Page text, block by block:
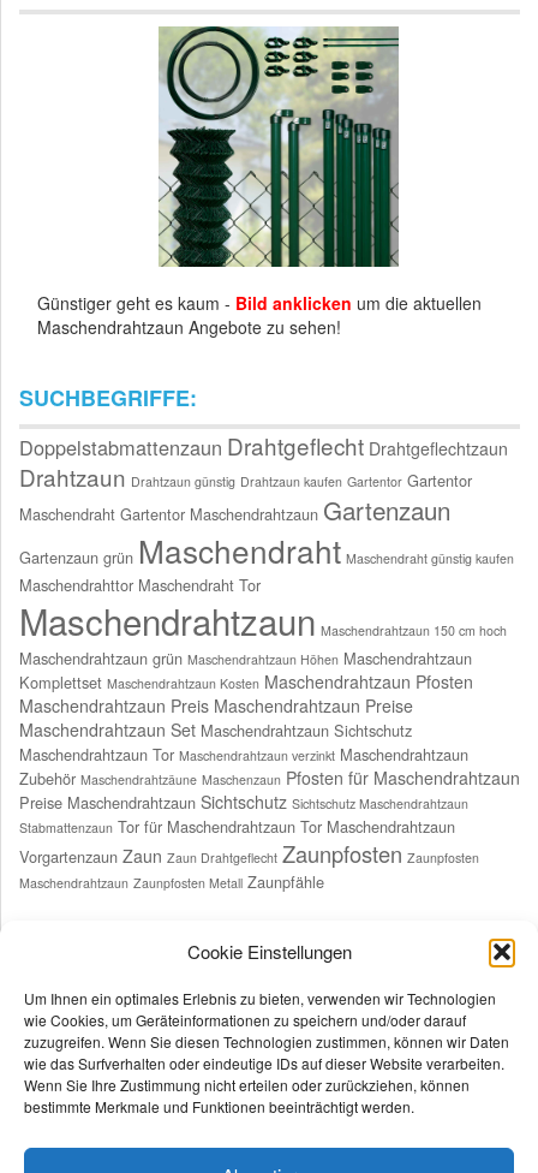
Cookie Einstellungen
Um Ihnen ein optimales Erlebnis zu bieten, verwenden wir Technologien
wie Cookies, um Geräteinformationen zu speichern und/oder darauf
zuzugreifen. Wenn Sie diesen Technologien zustimmen, können wir Daten
wie das Surfverhalten oder eindeutige IDs auf dieser Website verarbeiten.
Wenn Sie Ihre Zustimmung nicht erteilen oder zurückziehen, können
bestimmte Merkmale und Funktionen beeinträchtigt werden.
Günstiger geht es kaum - Bild anklicken um die aktuellen
Maschendrahtzaun Angebote zu sehen!
SUCHBEGRIFFE:
Doppelstabmattenzaun Drahtgeflecht Drahtgeflechtzaun
Drahtzaun Drahtzaun günstig Drahtzaun kaufen Gartentor Gartentor
Maschendraht Gartentor Maschendrahtzaun Gartenzaun
Gartenzaun grün Maschendraht Maschendraht günstig kaufen
Maschendrahttor Maschendraht Tor
Maschendrahtzaun Maschendrahtzaun 150 cm hoch
Maschendrahtzaun grün Maschendrahtzaun Höhen Maschendrahtzaun
Komplettset Maschendrahtzaun Kosten Maschendrahtzaun Pfosten
Maschendrahtzaun Preis Maschendrahtzaun Preise
Maschendrahtzaun Set Maschendrahtzaun Sichtschutz
Maschendrahtzaun Tor Maschendrahtzaun verzinkt Maschendrahtzaun
Zubehör Maschendrahtzäune Maschenzaun Pfosten für Maschendrahtzaun
Preise Maschendrahtzaun Sichtschutz Sichtschutz Maschendrahtzaun
Stabmattenzaun Tor für Maschendrahtzaun Tor Maschendrahtzaun
Vorgartenzaun Zaun Zaun Drahtgeflecht Zaunpfosten Zaunpfosten
Maschendrahtzaun Zaunpfosten Metall Zaunpfähle
Allgemein
Aufbau | Reparatur | Erweiterung
Doppelstabmattenzaun
Gartentore
Maschendraht Zubehör
Maschendrahtzaun